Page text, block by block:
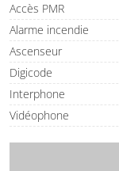
Accès PMR
Alarme incendie
Ascenseur
Digicode
Interphone
Vidéophone